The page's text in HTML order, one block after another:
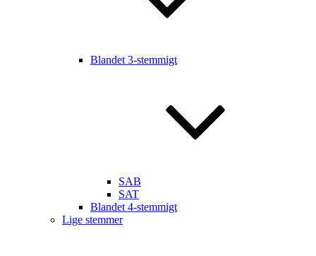
Blandet 3-stemmigt
SAB
SAT
Blandet 4-stemmigt
Lige stemmer